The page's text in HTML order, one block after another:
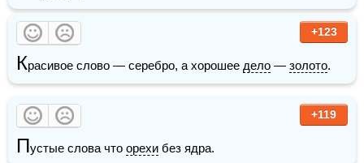
+123
Красивое слово — серебро, а хорошее дело — золото.
+119
Пустые слова что орехи без ядра.